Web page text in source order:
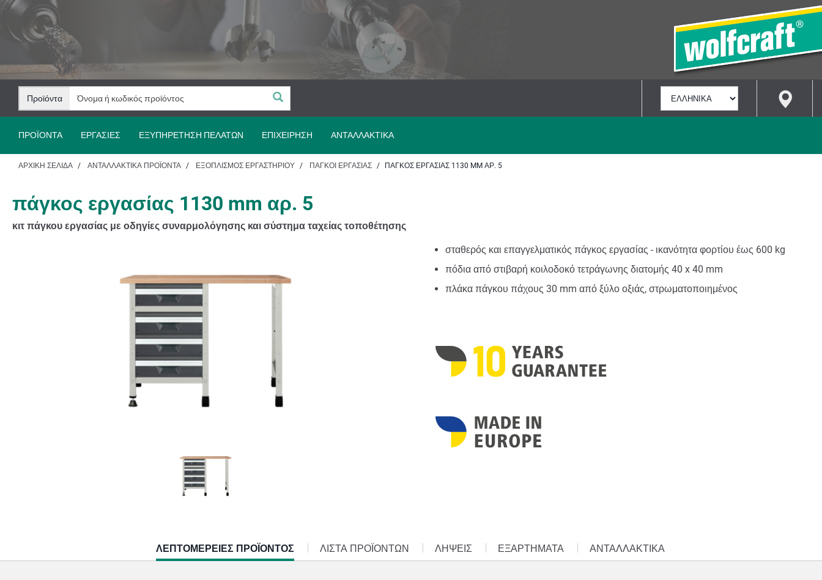
Μετάβαση
περιεχόμενο
Μετάβαση
πλοήγηση
Προϊόντα
ΓΛΏΣΣΑΣ
ΠΡΟΪΌΝΤΑ ΕΡΓΑΣΊΕΣ ΕΞΥΠΗΡΈΤΗΣΗ ΠΕΛΑΤΏΝ ΕΠΙΧΕΊΡΗΣΗ ΑΝΤΑΛΛΑΚΤΙΚΆ
ΑΡΧΙΚΉ ΣΕΛΊΔΑ ΑΝΤΑΛΛΑΚΤΙΚΆ ΠΡΟΪΌΝΤΑ ΕΞΟΠΛΙΣΜΌΣ ΕΡΓΑΣΤΗΡΊΟΥ ΠΆΓΚΟΙ ΕΡΓΑΣΊΑΣ ΠΆΓΚΟΣ ΕΡΓΑΣΊΑΣ 1130 MM ΑΡ. 5
πάγκος εργασίας 1130 mm αρ. 5
κιτ πάγκου εργασίας με οδηγίες συναρμολόγησης και σύστημα ταχείας τοποθέτησης
σταθερός και επαγγελματικός πάγκος εργασίας - ικανότητα φορτίου έως 600 kg
πόδια από στιβαρή κοιλοδοκό τετράγωνης διατομής 40 x 40 mm
πλάκα πάγκου πάχους 30 mm από ξύλο οξιάς, στρωματοποιημένος
CURRENT
TAB:
ΛΕΠΤΟΜΈΡΕΙΕΣ ΠΡΟΪΌΝΤΟΣ ΛΊΣΤΑ ΠΡΟΪΌΝΤΩΝ ΛΉΨΕΙΣ ΕΞΑΡΤΗΜΑΤΑ ΑΝΤΑΛΛΑΚΤΙΚΆ